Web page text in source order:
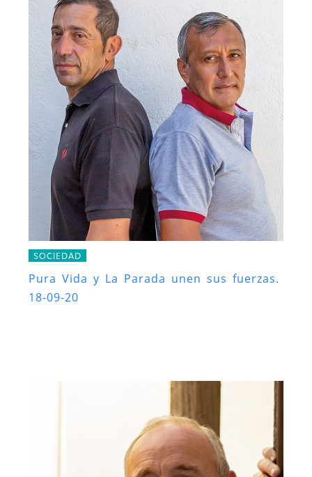
SOCIEDAD
Pura Vida y La Parada unen sus fuerzas.
18-09-20